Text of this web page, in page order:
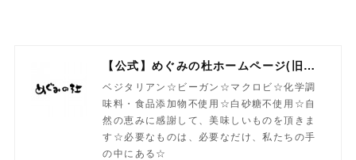
【公式】めぐみの杜ホームページ(旧自然食工房）
ベジタリアン☆ビーガン☆マクロビ☆化学調
味料・食品添加物不使用☆白砂糖不使用☆自
然の恵みに感謝して、美味しいものを頂きま
す☆必要なものは、必要なだけ、私たちの手
の中にある☆